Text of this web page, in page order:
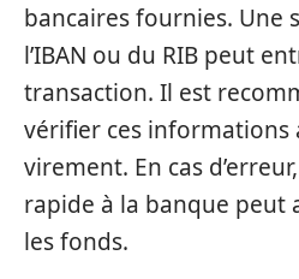
bancaires fournies. Une
l’IBAN ou du RIB peut
transaction. Il est
vérifier ces informations
virement. En cas
rapide à la banque peut
les fonds.